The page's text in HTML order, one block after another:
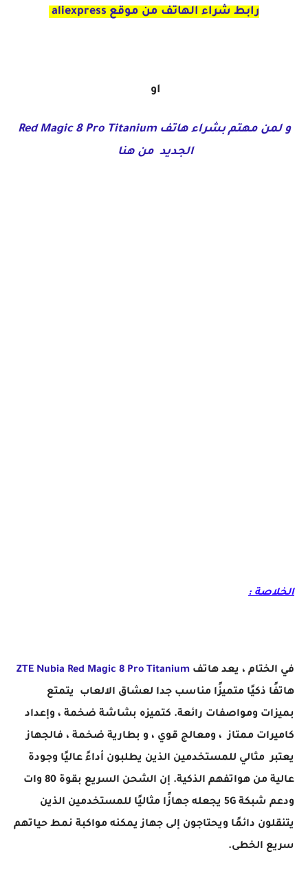
رابط شراء الهاتف من موقع aliexpress
او
و لمن مهتم بشراء هاتف Red Magic 8 Pro Titanium
الجديد من هنا
الخلاصة :
في الختام ، يعد هاتف ZTE Nubia Red Magic 8 Pro Titanium
هاتفًا ذكيًا متميزًا مناسب جدا لعشاق الالعاب يتمتع
بميزات ومواصفات رائعة. كتميزه بشاشة ضخمة ، وإعداد
كاميرات ممتاز ، ومعالج قوي ، و بطارية ضخمة ، فالجهاز
يعتبر مثالي للمستخدمين الذين يطلبون أداءً عاليًا وجودة
عالية من هواتفهم الذكية. إن الشحن السريع بقوة 80 وات
ودعم شبكة 5G يجعله جهازًا مثاليًا للمستخدمين الذين
يتنقلون دائمًا ويحتاجون إلى جهاز يمكنه مواكبة نمط حياتهم
سريع الخطى.